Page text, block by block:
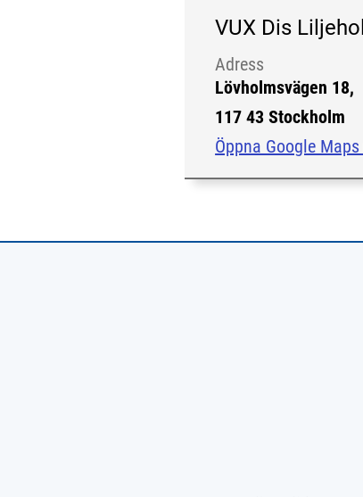
VUX Dis
Adress
Lövholmsvägen 18,
117 43 Stockholm
Öppna Google